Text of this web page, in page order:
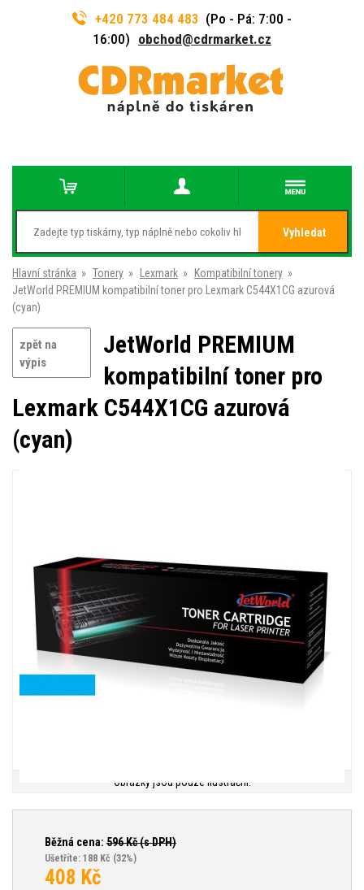
+420 773 484 483 (Po - Pá: 7:00 -
16:00) obchod@cdrmarket.cz
Vyhledat
Hlavní stránka » Tonery » Lexmark » Kompatibilní tonery »
JetWorld PREMIUM kompatibilní toner pro Lexmark C544X1CG azurová
(cyan)
zpět na
výpis
JetWorld PREMIUM
kompatibilní toner pro
Lexmark C544X1CG azurová
(cyan)
Obrázky jsou pouze ilustrační.
Běžná cena: 596Kč (s DPH)
Ušetříte: 188 Kč (32%)
408 Kč